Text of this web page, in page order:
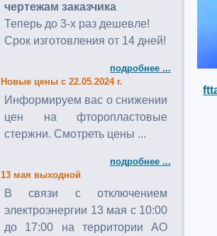
чертежам заказчика
Теперь до 3-х раз дешевле!
Срок изготовления от 14 дней!
подробнее ...
Новые цены с 22.05.2024 г.
Информируем вас о снижении
цен на фторопластовые
стержни. Смотреть цены ...
подробнее ...
13 мая выходной
В связи с отключением
электроэнергии 13 мая с 10:00
до 17:00 на территории АО